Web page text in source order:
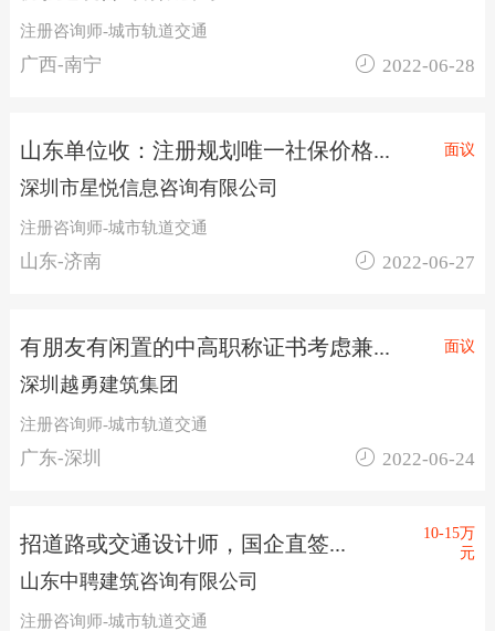
注册咨询师-城市轨道交通
广西-南宁  2022-06-28
山东单位收：注册规划唯一社保价格... 面议
深圳市星悦信息咨询有限公司
注册咨询师-城市轨道交通
山东-济南  2022-06-27
有朋友有闲置的中高职称证书考虑兼... 面议
深圳越勇建筑集团
注册咨询师-城市轨道交通
广东-深圳  2022-06-24
招道路或交通设计师，国企直签...
10-15万
元
山东中聘建筑咨询有限公司
注册咨询师-城市轨道交通